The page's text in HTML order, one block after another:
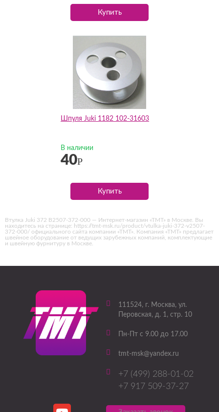
Купить
Шпуля Juki 1182 102-31603
В наличии
40Р
Купить
Втулка Juki 372 В2507-372-000 — Интернет-магазин «ТМТ» в Москве. Вы
находитесь на странице: https://tmt-msk.ru/product/vtulka-juki-372-v2507-
372-000/ официального сайта компании «ТМТ». Компания «ТМТ» предлагает
швейное оборудование от ведущих зарубежных компаний, комплектующие
и швейную фурнитуру в Москве.
111524, г. Москва, ул.
Перовская, д. 1, стр. 10
Пн-Пт с 9.00 до 17.00
tmt-msk@yandex.ru
+7 (499) 288-01-02
+7 917 509-37-27